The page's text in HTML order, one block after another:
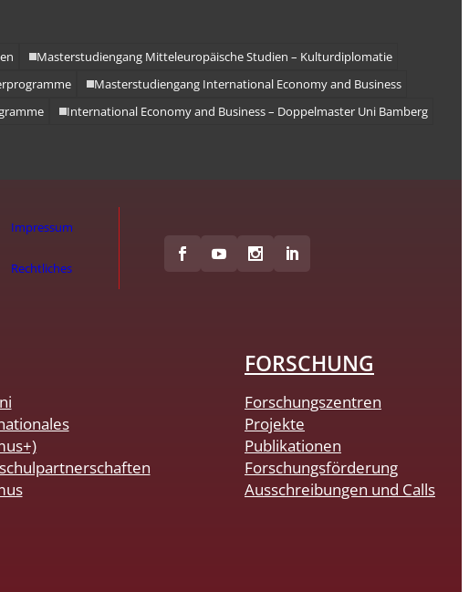
Masterstudiengang Mitteleuropäische Studien – Kulturdiplomatie
Masterstudiengang International Economy and Business
International Economy and Business – Doppelmaster Uni Bamberg
Impressum
Rechtliches
FORSCHUNG
Forschungszentren
Projekte
Publikationen
Forschungsförderung
Ausschreibungen und Calls